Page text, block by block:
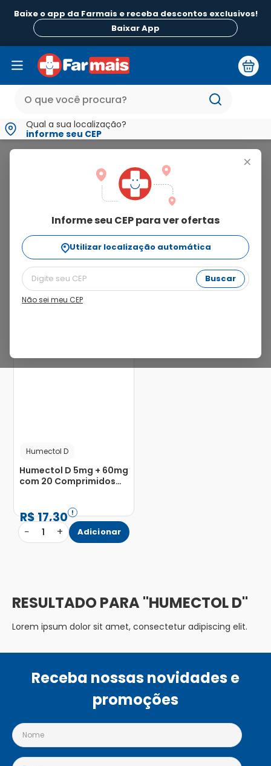
Baixe o app da Farmais e receba descontos exclusivos!
Baixar App
Qual a sua localização?
informe seu CEP
+
Informe seu CEP para ver ofertas
Utilizar localização automática
Buscar
Não sei meu CEP
humectol
Ordenar Por
relevância
15%
Humectol D
Humectol D 5mg + 60mg
com 20 Comprimidos
R$17,30
− 1 + Adicionar
HUMECTOL D
Lorem ipsum dolor sit amet, consectetur adipiscing elit.
Receba nossas novidades e
promoções